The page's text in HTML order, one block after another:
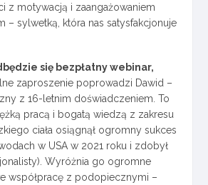
z motywacją i zaangażowaniem
– sylwetką, która nas satysfakcjonuje
się bezpłatny webinar,
zaproszenie poprowadzi Dawid –
z 16-letnim doświadczeniem. To
pracą i bogatą wiedzą z zakresu
ciała osiągnął ogromny sukces
w USA w 2021 roku i zdobył
Wyróżnia go ogromne
współpracę z podopiecznymi –